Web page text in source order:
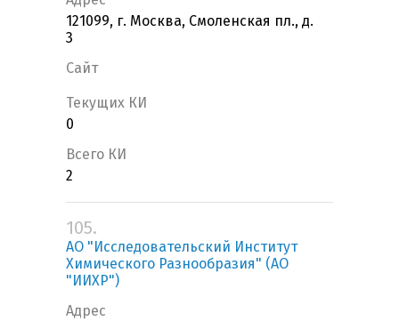
121099, г. Москва, Смоленская пл., д.
3
Сайт
Текущих КИ
0
Всего КИ
2
105.
АО "Исследовательский Институт
Химического Разнообразия" (АО
"ИИХР")
Адрес